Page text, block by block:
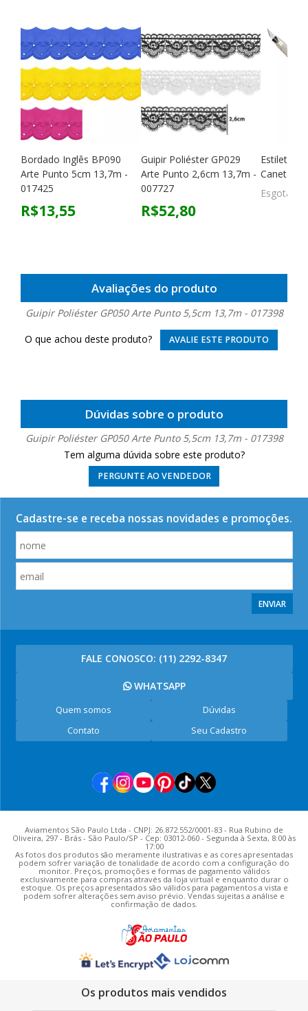
Bordado Inglês BP090
Arte Punto 5cm 13,7m -
017425
R$13,55
Guipir Poliéster GP029
Arte Punto 2,6cm 13,7m -
007727
R$52,80
Estilete
Caneta
Esgotado
Avaliações do produto
Guipir Poliéster GP050 Arte Punto 5,5cm 13,7m - 017398
O que achou deste produto?
AVALIE ESTE PRODUTO
Dúvidas sobre o produto
Guipir Poliéster GP050 Arte Punto 5,5cm 13,7m - 017398
Tem alguma dúvida sobre este produto?
PERGUNTE AO VENDEDOR
Cadastre-se e receba nossas novidades e promoções.
ENVIAR
FALE CONOSCO: (11) 2292-8347
WHATSAPP
Quem somos
Dúvidas
Contato
Seu Cadastro
Aviamentos São Paulo Ltda - CNPJ: 26.872.552/0001-83 - Rua Rubino de
Oliveira, 297 - Brás - São Paulo/SP - Cep: 03012-060 - Segunda à Sexta, 8:00 às
17:00
As fotos dos produtos são meramente ilustrativas e as cores apresentadas
podem sofrer variação de tonalidade de acordo com a configuração do
monitor. Preços, promoções e formas de pagamento válidos
exclusivamente para compras através da loja virtual e enquanto durar o
estoque. Os preços apresentados são válidos para pagamentos a vista e
podem sofrer alterações sem aviso prévio. Vendas sujeitas a análise e
confirmação de dados.